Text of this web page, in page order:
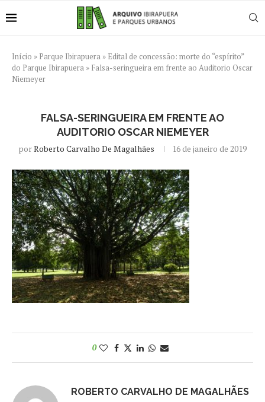
Início » Parque Ibirapuera » Edital de concessão: morte do “espírito”
do Parque Ibirapuera » Falsa-seringueira em frente ao Auditorio Oscar
Niemeyer
FALSA-SERINGUEIRA EM FRENTE AO
AUDITORIO OSCAR NIEMEYER
porRoberto Carvalho De Magalhães 16 de janeiro de 2019
0
ROBERTO CARVALHO DE MAGALHÃES